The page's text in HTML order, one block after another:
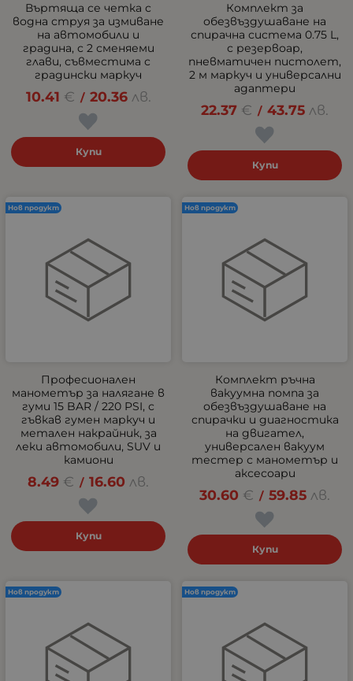
Въртяща се четка с
водна струя за измиване
на автомобили и
градина, с 2 сменяеми
глави, съвместима с
градински маркуч
10.41 € / 20.36 лв.
Купи
Комплект за
обезвъздушаване на
спирачна система 0.75 L,
с резервоар,
пневматичен пистолет,
2 м маркуч и универсални
адаптери
22.37 € / 43.75 лв.
Купи
Професионален
манометър за налягане в
гуми 15 BAR / 220 PSI, с
гъвкав гумен маркуч и
метален накрайник, за
леки автомобили, SUV и
камиони
8.49 € / 16.60 лв.
Купи
Нов продукт
Комплект ръчна
вакуумна помпа за
обезвъздушаване на
спирачки и диагностика
на двигател,
универсален вакуум
тестер с манометър и
аксесоари
30.60 € / 59.85 лв.
Купи
Нов продукт
Нов продукт Нов продукт